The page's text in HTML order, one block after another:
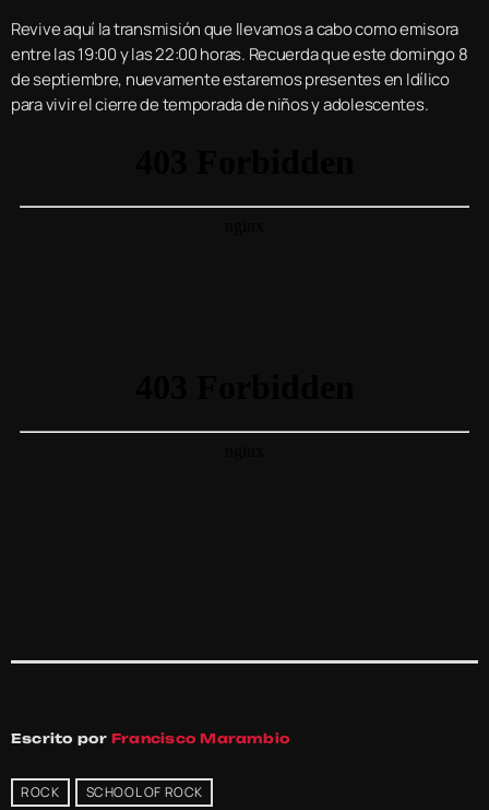
Revive aquí la transmisión que llevamos a cabo como emisora
entre las 19:00 y las 22:00 horas. Recuerda que este domingo 8
de septiembre, nuevamente estaremos presentes en Idílico
para vivir el cierre de temporada de niños y adolescentes.
Escrito por Francisco Marambio
ROCK SCHOOL OF ROCK